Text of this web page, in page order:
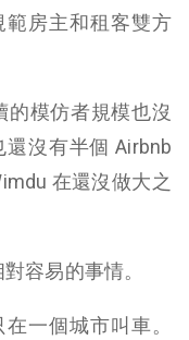
範房主和租客雙方
的模仿者規模也沒
沒有半個 Airbnb
在還沒做大之
容易的事情。
一個城市叫車。